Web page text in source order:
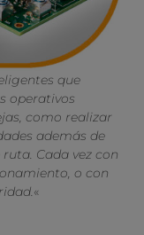
que
operativos
como realizar
además de
Cada vez con
o con
«